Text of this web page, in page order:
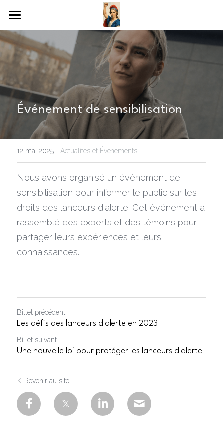
Accueil
Dans les médias
Événement de sensibilisation
12 mai 2025 · Actualités et Événements
Nous avons organisé un événement de
sensibilisation pour informer le public sur les
droits des lanceurs d'alerte. Cet événement a
rassemblé des experts et des témoins pour
partager leurs expériences et leurs
connaissances.
Billet précédent
Les défis des lanceurs d'alerte en 2023
Billet suivant
Une nouvelle loi pour protéger les lanceurs d'alerte
Revenir au site